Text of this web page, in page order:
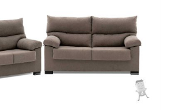
tiene
múltiples
variantes.
Las
opciones